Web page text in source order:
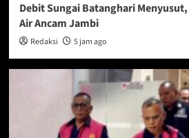
Debit Sungai Batanghari
Air Ancam Jambi
Redaksi 5 jam ago